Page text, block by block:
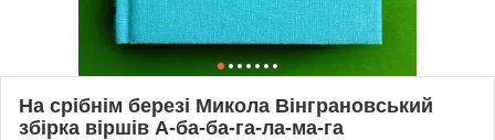
На срібнім березі Микола Вінграновський
збірка віршів А-ба-ба-га-ла-ма-га